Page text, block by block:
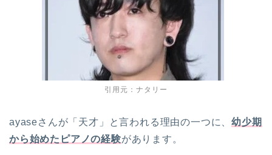
引用元：ナタリー
ayaseさんが「天才」と言われる理由の一つに、幼少期
から始めたピアノの経験があります。